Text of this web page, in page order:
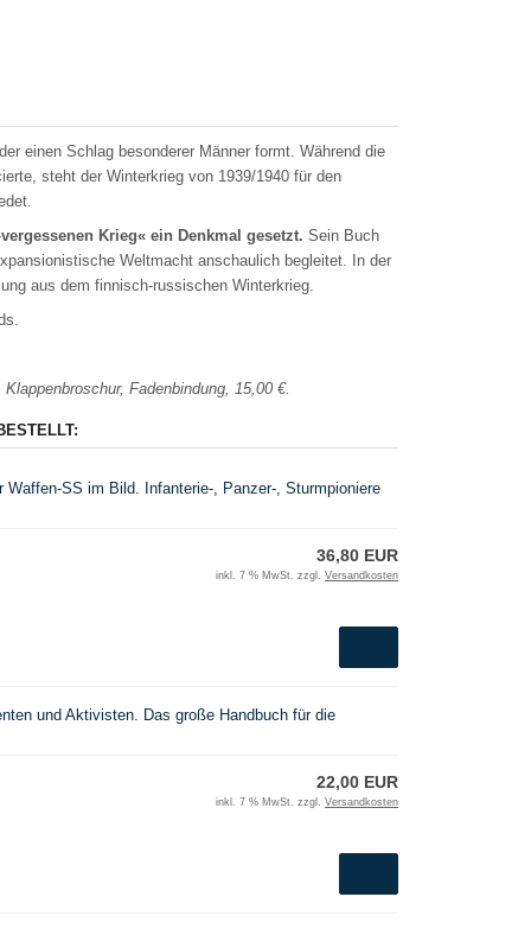
einen Schlag besonderer Männer formt. Während die
steht der Winterkrieg von 1939/1940 für den
Krieg« ein Denkmal gesetzt. Sein Buch
Weltmacht anschaulich begleitet. In der
aus dem finnisch-russischen Winterkrieg.
Fadenbindung, 15,00 €.
SS im Bild. Infanterie-, Panzer-, Sturmpioniere
36,80 EUR
inkl. 7 % MwSt. zzgl. Versandkosten
und Aktivisten. Das große Handbuch für die
22,00 EUR
inkl. 7 % MwSt. zzgl. Versandkosten